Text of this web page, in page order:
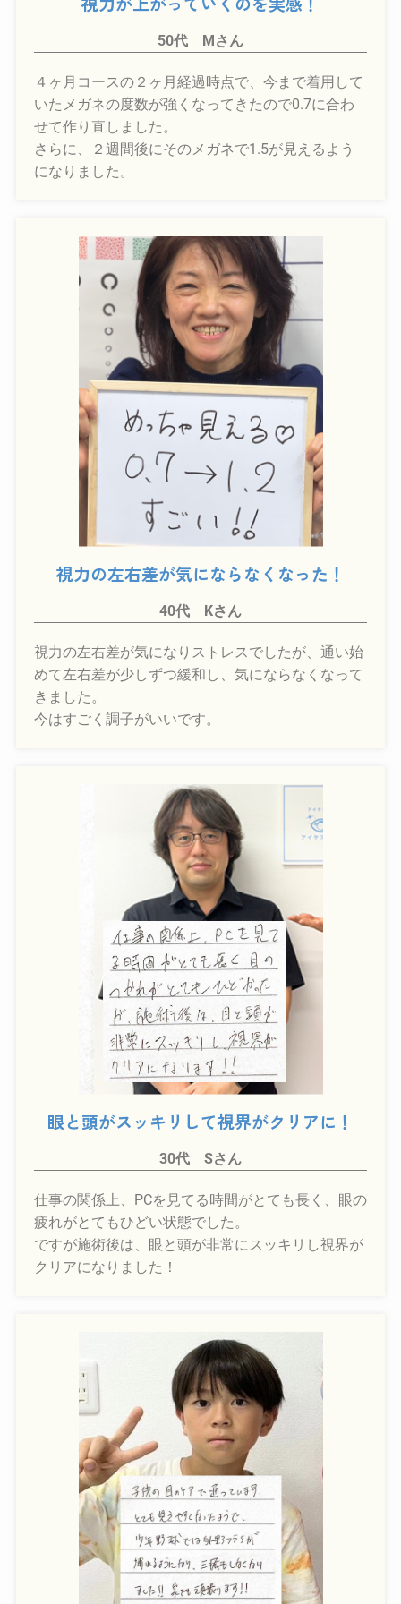
50代 Mさん
４ヶ月コースの２ヶ月経過時点で、今まで着用して
いたメガネの度数が強くなってきたので0.7に合わ
せて作り直しました。
さらに、２週間後にそのメガネで1.5が見えるよう
になりました。
視力の左右差が気にならなくなった！
40代 Kさん
視力の左右差が気になりストレスでしたが、通い始
めて左右差が少しずつ緩和し、気にならなくなって
きました。
今はすごく調子がいいです。
眼と頭がスッキリして視界がクリアに！
30代 Sさん
仕事の関係上、PCを見てる時間がとても長く、眼の
疲れがとてもひどい状態でした。
ですが施術後は、眼と頭が非常にスッキリし視界が
クリアになりました！